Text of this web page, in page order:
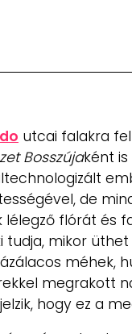
utcai falakra
Bosszújaként
de
flórát és
tudja, mikor
méhek,
megrakott
hogy ez a